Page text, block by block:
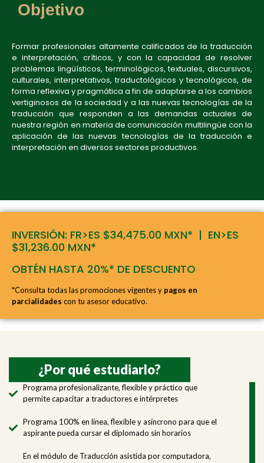
Objetivo
Formar profesionales altamente calificados de la traducción
e interpretación, críticos, y con la capacidad de resolver
problemas lingüísticos, terminológicos, textuales, discursivos,
culturales, interpretativos, traductológicos y tecnológicos, de
forma reflexiva y pragmática a fin de adaptarse a los cambios
vertiginosos de la sociedad y a las nuevas tecnologías de la
traducción que responden a las demandas actuales de
nuestra región en materia de comunicación multilingüe con la
aplicación de las nuevas tecnologías de la traducción e
interpretación en diversos sectores productivos.
INVERSIÓN: FR>ES $34,475.00 MXN* | EN>ES
$31,236.00 MXN*
OBTÉN HASTA 20%* DE DESCUENTO
*Consulta todas las promociones vigentes y pagos en
parcialidades con tu asesor educativo.
¿Por qué estudiarlo?
Programa profesionalizante, flexible y práctico que
permite capacitar a traductores e intérpretes
Programa 100% en línea, flexible y asíncrono para que el
aspirante pueda cursar el diplomado sin horarios
En el módulo de Traducción asistida por computadora,